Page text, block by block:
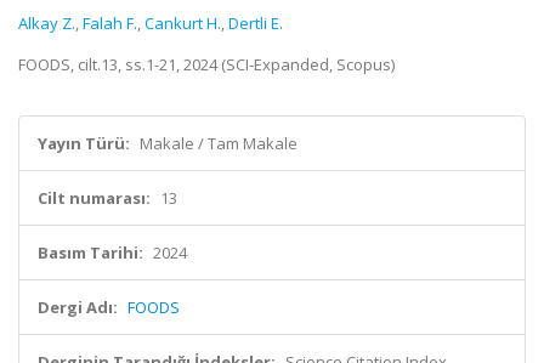
Alkay Z.,Falah F.,Cankurt H.,Dertli E.
FOODS, cilt.13, ss.1-21, 2024 (SCI-Expanded, Scopus)
Yayın Türü: Makale / Tam Makale
Cilt numarası: 13
Basım Tarihi: 2024
Dergi Adı: FOODS